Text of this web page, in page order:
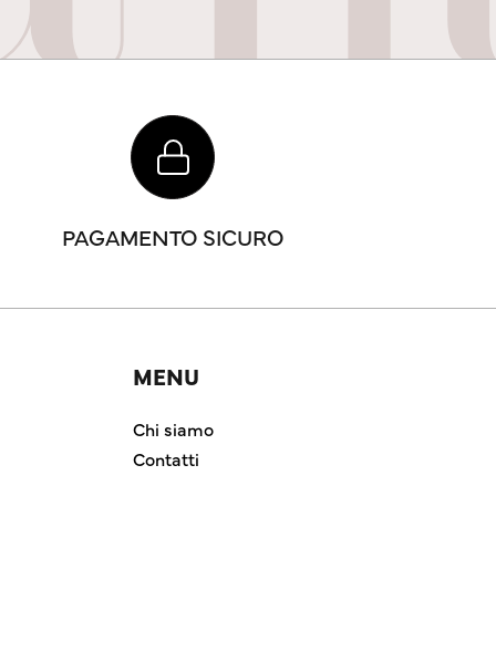
PAGAMENTO SICURO
MENU
Chi siamo
Contatti